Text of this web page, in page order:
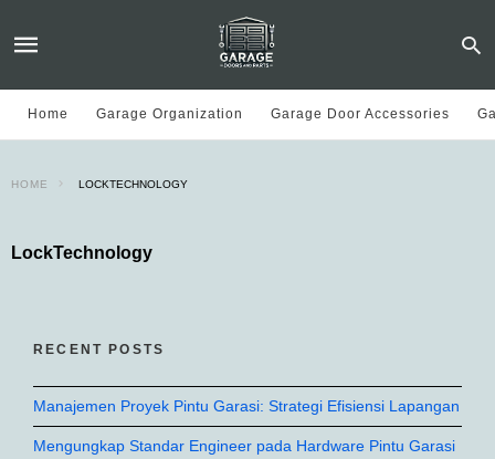
Home Garage Organization Garage Door Accessories
HOME LOCKTECHNOLOGY
LockTechnology
RECENT POSTS
Manajemen Proyek Pintu Garasi: Strategi Efisiensi Lapangan
Mengungkap Standar Engineer pada Hardware Pintu Garasi